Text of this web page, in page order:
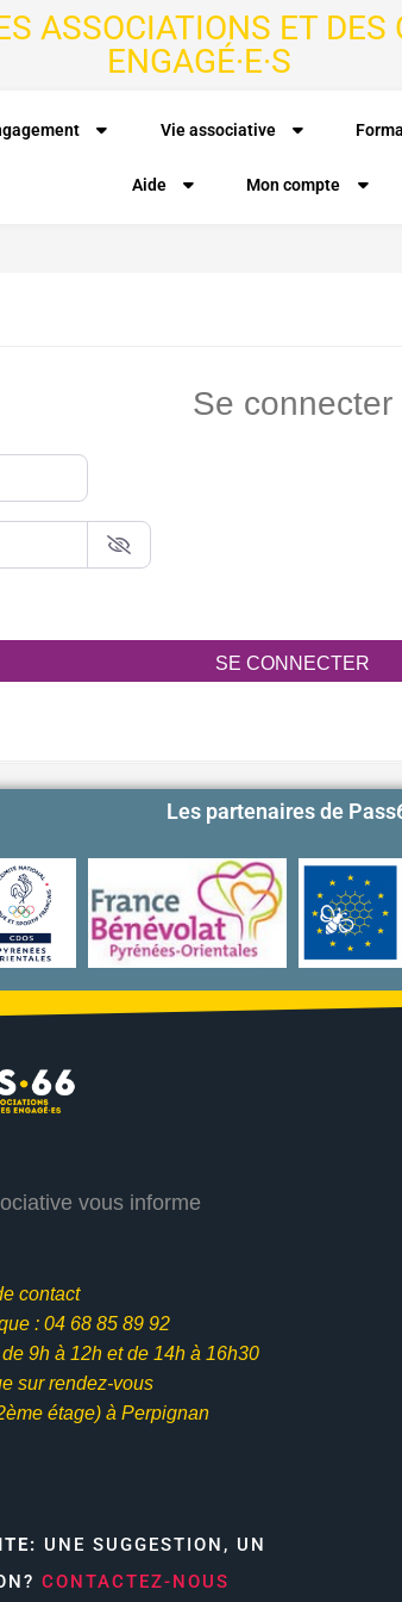
ASSOCIATIONS ET DES
ENGAGÉ·E·S
Vie associative
Aide Mon compte
Se connecter
SE CONNECTER
Les partenaires de
vous informe
contact
: 04 68 85 89 92
9h à 12h etde 14h à 16h30
sur rendez-vous
étage) à Perpignan
UNE SUGGESTION, UN
CONTACTEZ-NOUS